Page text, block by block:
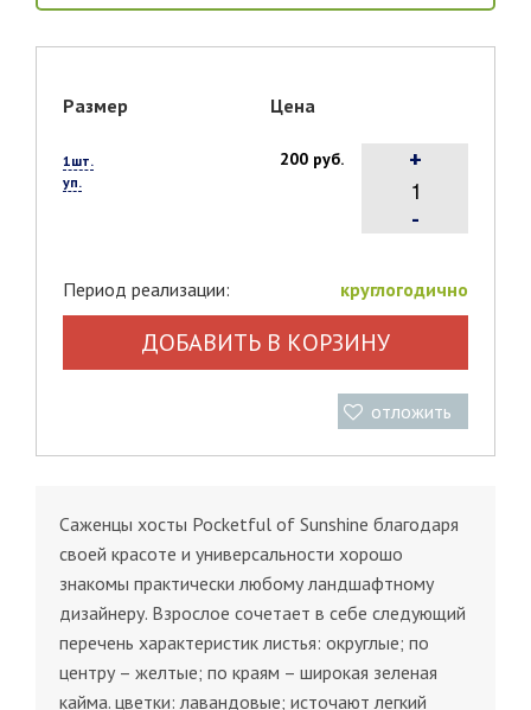
Размер Цена
1шт.
уп.
200 руб.
-
+
Период реализации: круглогодично
ДОБАВИТЬ В КОРЗИНУ
отложить
Саженцы хосты Pocketful of Sunshine благодаря
своей красоте и универсальности хорошо
знакомы практически любому ландшафтному
дизайнеру. Взрослое сочетает в себе следующий
перечень характеристик листья: округлые; по
центру – желтые; по краям – широкая зеленая
кайма. цветки: лавандовые; источают легкий